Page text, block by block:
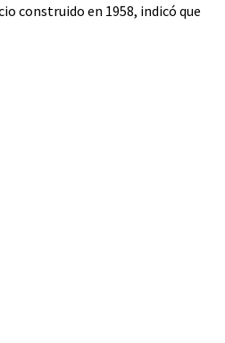
construido en 1958, indicó que